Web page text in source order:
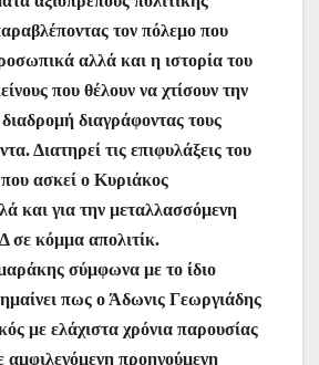
τον πόλεμο που
αλλά και η ιστορία του
που θέλουν να χτίσουν την
διαγράφοντας τους
Διατηρεί τις επιφυλάξεις του
που ασκεί ο Κυριάκος
και για την μεταλλασσόμενη
σε κόμμα απολιτίκ.
σύμφωνα με το ίδιο
πως ο Άδωνις Γεωργιάδης
με ελάχιστα χρόνια παρουσίας
αμφιλεγόμενη προηγούμενη